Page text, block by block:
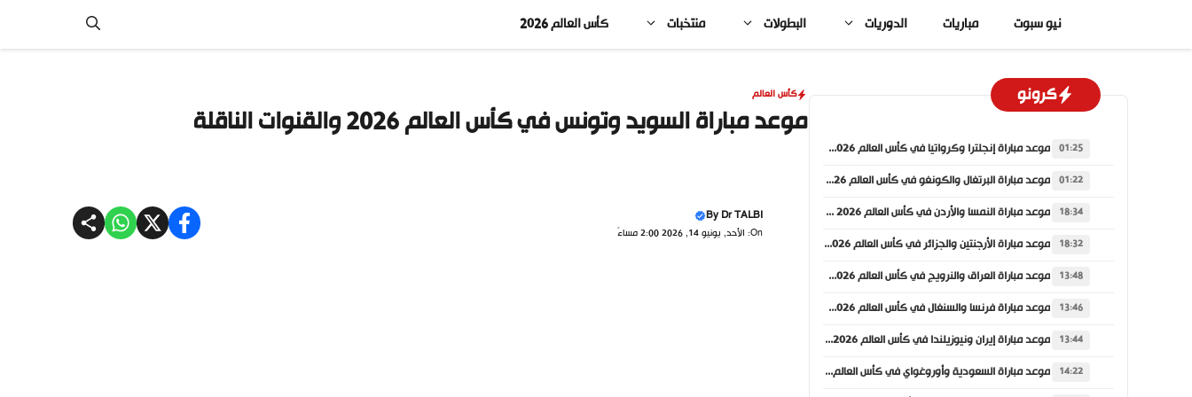
المحتوى
نيو سبوت مباريات الدوريات البطولات منتخبات كأس العالم 2026
كأس العالم
موعد مباراة السويد وتونس في كأس العالم 2026 والقنوات الناقلة
ByDr TALBI
On: الأحد, يونيو 14, 2026 2:00 مساءً
كرونو
01:25 موعد مباراة إنجلترا وكرواتيا في كأس العالم 2026 والقنوات الناقلة
01:22 موعد مباراة البرتغال والكونغو في كأس العالم 2026 والقنوات الناقلة
18:34 موعد مباراة النمسا والأردن في كأس العالم 2026 والقنوات الناقلة
18:32 موعد مباراة الأرجنتين والجزائر في كأس العالم 2026 والقنوات الناقلة
13:48 موعد مباراة العراق والنرويج في كأس العالم 2026 والقنوات الناقلة
13:46 موعد مباراة فرنسا والسنغال في كأس العالم 2026 والقنوات الناقلة
13:44 موعد مباراة إيران ونيوزيلندا في كأس العالم 2026 والقنوات الناقلة
14:22 موعد مباراة السعودية وأوروغواي في كأس العالم 2026 والقنوات الناقلة